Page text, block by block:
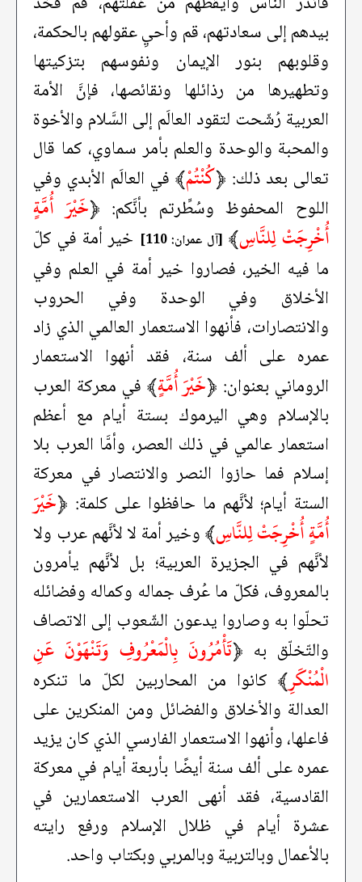
بيدهم إلى سعادتهم، قم وأحيِ عقولهم بالحكمة،
وقلوبهم بنور الإيمان ونفوسهم بتزكيتها
وتطهيرها من رذائلها ونقائصها، فإنَّ الأمة
العربية رُشّحت لتقود العالَم إلى السَّلام والأخوة
والمحبة والوحدة والعلم بأمر سماوي، كما قال
تعالى بعد ذلك: ﴿‌كُنْتُمْ‌﴾ في العالَم الأبدي وفي
اللوح المحفوظ وسُطِّرتم بأنَّكم: ﴿خَيْرَ أُمَّةٍ
أُخْرِجَتْ لِلنَّاسِ﴾ [آل عمران: 110]
خير أمة في كلّ
ما فيه الخير، فصاروا خير أمة في العلم وفي
الأخلاق وفي الوحدة وفي الحروب
والانتصارات، فأنهوا الاستعمار العالمي الذي زاد
عمره على ألف سنة، فقد أنهوا الاستعمار
الروماني بعنوان: ﴿خَيْرَ أُمَّةٍ﴾ في معركة العرب
بالإسلام وهي اليرموك بستة أيام مع أعظم
استعمار عالمي في ذلك العصر، وأمَّا العرب بلا
إسلام فما حازوا النصر والانتصار في معركة
الستة أيام؛ لأنَّهم ما حافظوا على كلمة: ﴿خَيْرَ
أُمَّةٍ أُخْرِجَتْ لِلنَّاسِ﴾وخير أمة لا لأنَّهم عرب ولا
لأنَّهم في الجزيرة العربية؛ بل لأنَّهم يأمرون
بالمعروف، فكلّ ما عُرف جماله وكماله وفضائله
تحلّوا به وصاروا يدعون الشّعوب إلى الاتصاف
والتّخلّق به ﴿تَأْمُرُونَ بِالْمَعْرُوفِ وَتَنْهَوْنَ عَنِ
الْمُنْكَرِ﴾ كانوا من المحاربين لكلّ ما تنكره
العدالة والأخلاق والفضائل ومن المنكرين على
فاعلها، وأنهوا الاستعمار الفارسي الذي كان يزيد
عمره على ألف سنة أيضًا بأربعة أيام في معركة
القادسية، فقد أنهى العرب الاستعمارين في
عشرة أيام في ظلال الإسلام ورفع رايته
بالأعمال وبالتربية وبالمربي وبكتاب واحد.